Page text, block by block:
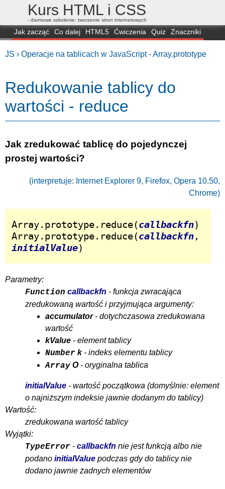
Kurs HTML i CSS
- darmowe szkolenie: tworzenie stron internetowych
Jak zacząć Co dalej HTML5 Ćwiczenia Quiz
Znaczniki
JS › Operacje na tablicach w JavaScript - Array.prototype
Redukowanie tablicy do
wartości - reduce
Jak zredukować tablicę do pojedynczej
prostej wartości?
(interpretuje: Internet Explorer 9, Firefox, Opera 10.50,
Chrome)
Array.prototype.reduce(callbackfn)
Array.prototype.reduce(callbackfn
initialValue)
Parametry:
Function callbackfn - funkcja zwracająca
zredukowaną wartość i przyjmująca argumenty:
accumulator- dotychczasowa zredukowana
wartość
kValue - element tablicy
Number k- indeks elementu tablicy
Array O- oryginalna tablica
initialValue - wartość początkowa (domyślnie: element
o najniższym indeksie jawnie dodanym do tablicy)
Wartość:
zredukowana wartość tablicy
Wyjątki:
TypeError - callbackfn nie jest funkcją albo nie
podano initialValue podczas gdy do tablicy nie
dodano jawnie żadnych elementów